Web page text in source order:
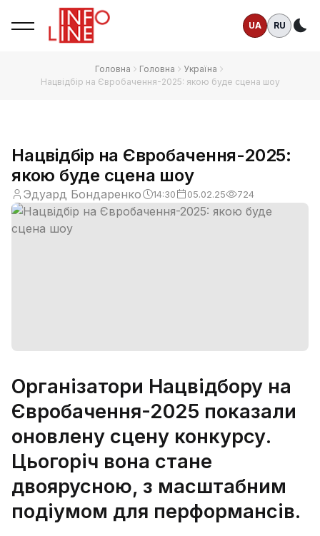
UA RU
Головна Головна
Україна
Нацвідбір на Євробачення-2025: якою буде сцена шоу
Нацвідбір на Євробачення-2025:
якою буде сцена шоу
Эдуард Бондаренко 14:30 05.02.25 724
Організатори Нацвідбору на
Євробачення-2025 показали
оновлену сцену конкурсу.
Цьогоріч вона стане
двоярусною, з масштабним
подіумом для перформансів.